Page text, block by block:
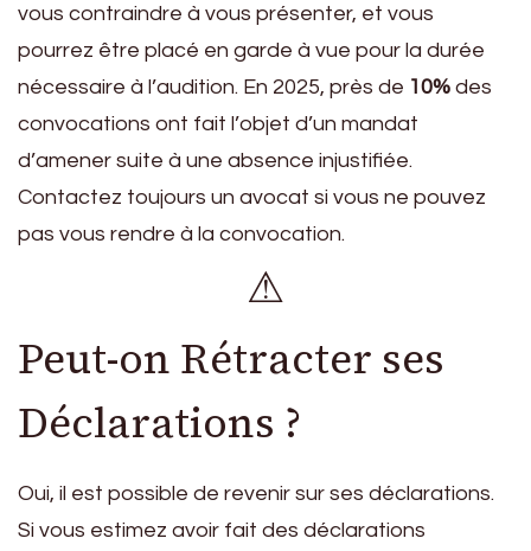
vous contraindre à vous présenter, et vous
pourrez être placé en garde à vue pour la durée
nécessaire à l’audition. En 2025, près de 10% des
convocations ont fait l’objet d’un mandat
d’amener suite à une absence injustifiée.
Contactez toujours un avocat si vous ne pouvez
pas vous rendre à la convocation.
⚠
Peut-on Rétracter ses
Déclarations ?
Oui, il est possible de revenir sur ses déclarations.
Si vous estimez avoir fait des déclarations